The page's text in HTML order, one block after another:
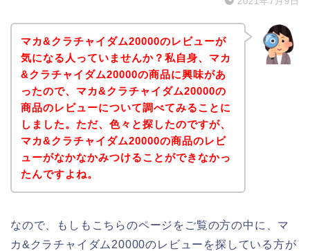
マカ&クラチャイダム20000のレビューが
気になる人っていませんか？私自身、マカ
&クラチャイダム20000の商品に興味があ
ったので、マカ&クラチャイダム20000の
商品のレビューについて調べてみることに
しました。ただ、色々と探したのですが、
マカ&クラチャイダム20000の商品のレビ
ューがなかなかみつけることができなかっ
たんですよね。
なので、もしもこちらのページをご覧の方の中に、マ
カ&クラチャイダム20000のレビューを探している方が